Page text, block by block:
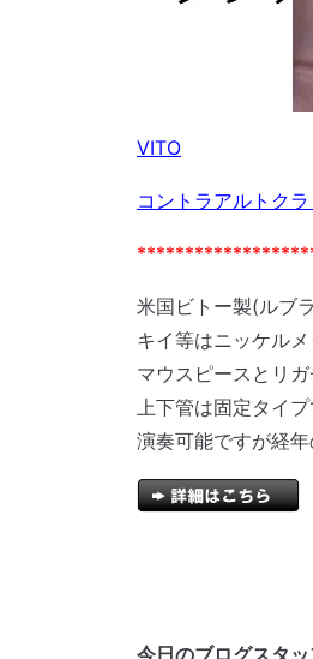
VITO
コントラアルトクラ
米国ビトー製(ルブ
キイ等はニッケル
マウスピースとリ
上下管は固定タイ
演奏可能ですが経